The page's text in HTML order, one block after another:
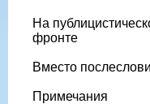
На
фронте
Вместо
Примечания